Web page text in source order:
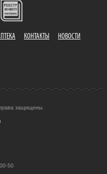
КОНТАКТЫ НОВОСТИ
защищены.
50